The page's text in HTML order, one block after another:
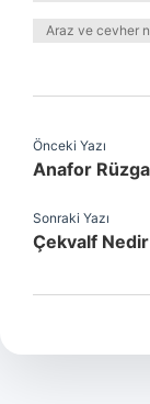
Araz ve cevher
Önceki Yazı
Anafor
Sonraki Yazı
Çekvalf